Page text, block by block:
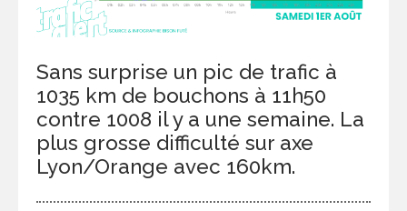
Sans surprise un pic de trafic à
1035 km de bouchons à 11h50
contre 1008 il y a une semaine. La
plus grosse difficulté sur axe
Lyon/Orange avec 160km.